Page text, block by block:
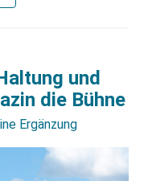
und
die Bühne
Ergänzung